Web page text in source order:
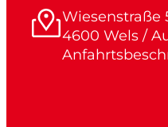
Wiesenstraße
4600 Wels /